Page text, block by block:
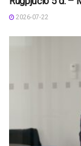
2026-07-22